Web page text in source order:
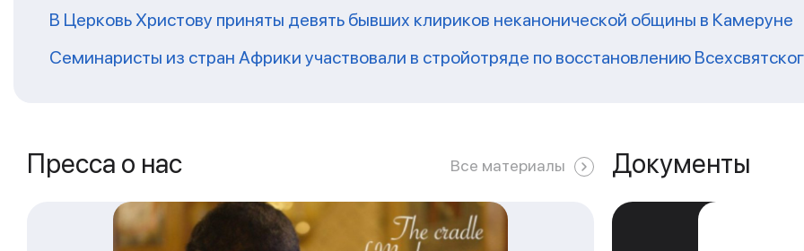
В Церковь Христову приняты девять бывших клириков неканонической общины в Камеруне
Семинаристы из стран Африки участвовали в стройотряде по восстановлению
Пресса о нас Все материалы Документы